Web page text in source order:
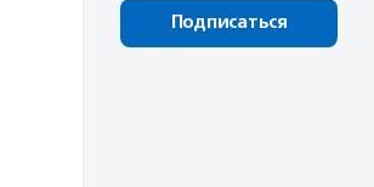
Подписаться